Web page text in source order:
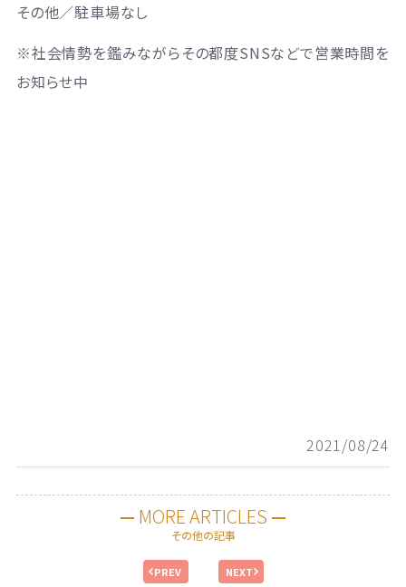
その他／駐車場なし
※社会情勢を鑑みながらその都度SNSなどで営業時間を
お知らせ中
2021/08/24
MORE ARTICLES
その他の記事